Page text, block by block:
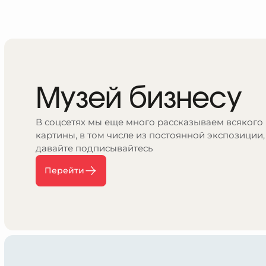
Музей бизнесу
В соцсетях мы еще много рассказываем всякого
картины, в том числе из постоянной экспозиции,
давайте подписывайтесь
Перейти